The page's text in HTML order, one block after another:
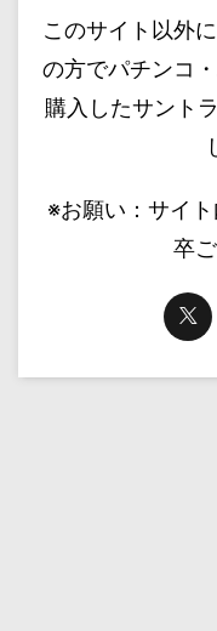
このサイト以外
の方でパチンコ
購入したサント
※お願い：サイ
卒